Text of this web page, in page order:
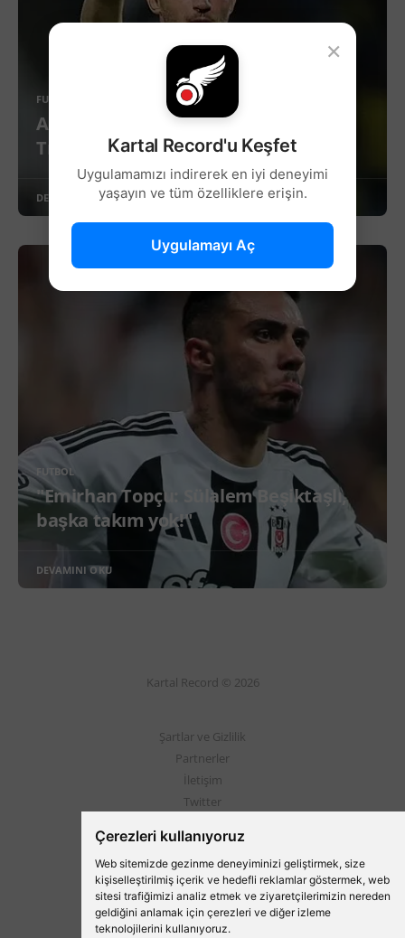
Çerezleri kullanıyoruz
Web sitemizde gezinme deneyiminizi geliştirmek, size
kişiselleştirilmiş içerik ve hedefli reklamlar göstermek, web
sitesi trafiğimizi analiz etmek ve ziyaretçilerimizin nereden
geldiğini anlamak için çerezleri ve diğer izleme
teknolojilerini kullanıyoruz.
FUTBOL
Athletic Bilbao, Aymeric Laporte
Transferini Açıkladı!
DEVAMINI OKU
FUTBOL
"Emirhan Topçu: Sülalem Beşiktaşlı,
başka takım yok!"
DEVAMINI OKU
Kartal Record © 2026
Şartlar ve Gizlilik
Partnerler
İletişim
Twitter
Beşiktaş'ın Medyası
×
Kartal Record'u Keşfet
Uygulamamızı indirerek en iyi deneyimi
yaşayın ve tüm özelliklere erişin.
Uygulamayı Aç